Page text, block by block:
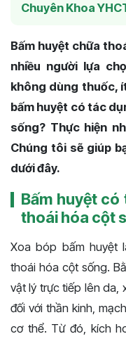
Chuyên Khoa
Bấm huyệt chữa
nhiều người lựa
không dùng thuốc,
bấm huyệt có tác
sống? Thực hiện
Chúng tôi sẽ giúp
dưới đây.
Bấm huyệt
thoái hóa cột
Xoa bóp bấm huyệt
thoái hóa cột sống.
vật lý trực tiếp lên da,
đối với thần kinh,
cơ thể. Từ đó, kích